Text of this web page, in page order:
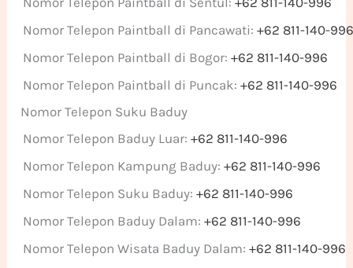
Nomor Telepon Paintball di Pancawati:+62 811-140-
Nomor Telepon Paintball di Bogor:+62 811-140-996
Nomor Telepon Paintball di Puncak:+62 811-140-996
Nomor Telepon Suku Baduy
Nomor Telepon Baduy Luar:+62 811-140-996
Nomor Telepon Kampung Baduy:+62 811-140-996
Nomor Telepon Suku Baduy:+62 811-140-996
Nomor Telepon Baduy Dalam:+62 811-140-996
Nomor Telepon Wisata Baduy Dalam:+62 811-140-996